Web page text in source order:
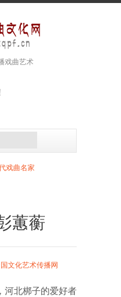
戏曲艺术
戏曲名家
蕙蘅
文化艺术传播网
河北梆子的爱好者